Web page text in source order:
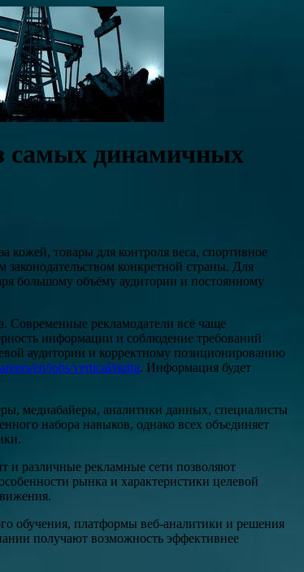
самых динамичных
кожей, товары для контроля веса, спортивное
конкретной страны. Для
большому объёму аудитории и постоянному
Современные рекламодатели всё чаще
информации и соблюдение требований
аудитории и корректному позиционированию
en/jobs/vertical/nutra. Информация будет
медиабайеры, аналитики данных, специалисты
набора навыков, однако всех объединяет
и различные рекламные сети позволяют
рынка и характеристики целевой
обучения, платформы веб-аналитики и решения
получают возможность эффективнее